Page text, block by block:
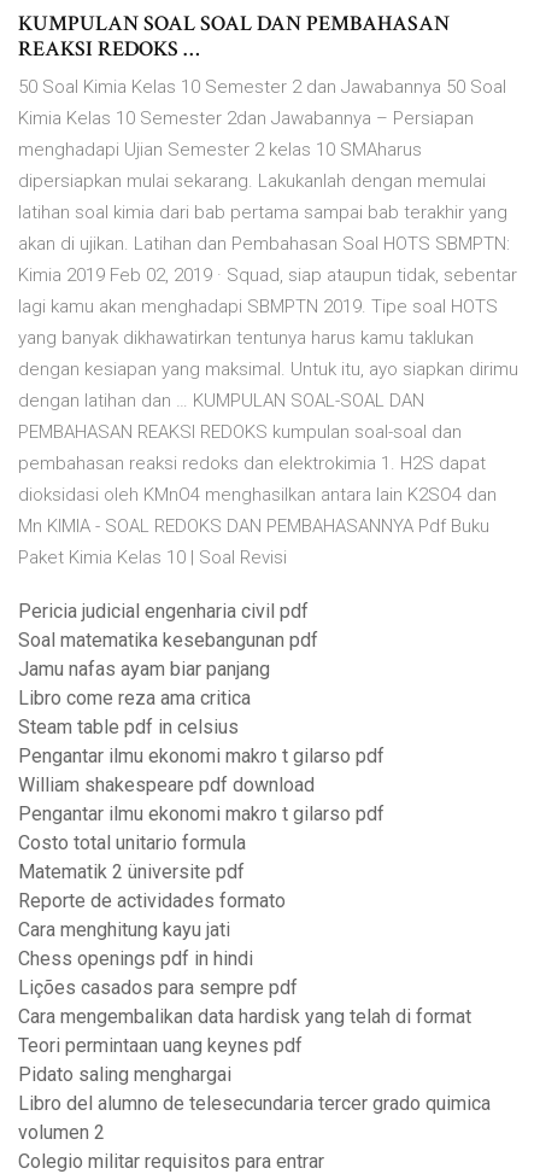
KUMPULAN SOAL SOAL DAN PEMBAHASAN
REAKSI REDOKS …
50 Soal Kimia Kelas 10 Semester 2 dan Jawabannya 50 Soal
Kimia Kelas 10 Semester 2dan Jawabannya – Persiapan
menghadapi Ujian Semester 2 kelas 10 SMAharus
dipersiapkan mulai sekarang. Lakukanlah dengan memulai
latihan soal kimia dari bab pertama sampai bab terakhir yang
akan di ujikan. Latihan dan Pembahasan Soal HOTS SBMPTN:
Kimia 2019 Feb 02, 2019 · Squad, siap ataupun tidak, sebentar
lagi kamu akan menghadapi SBMPTN 2019. Tipe soal HOTS
yang banyak dikhawatirkan tentunya harus kamu taklukan
dengan kesiapan yang maksimal. Untuk itu, ayo siapkan dirimu
dengan latihan dan … KUMPULAN SOAL-SOAL DAN
PEMBAHASAN REAKSI REDOKS kumpulan soal-soal dan
pembahasan reaksi redoks dan elektrokimia 1. H2S dapat
dioksidasi oleh KMnO4 menghasilkan antara lain K2SO4 dan
Mn KIMIA - SOAL REDOKS DAN PEMBAHASANNYA Pdf Buku
Paket Kimia Kelas 10 | Soal Revisi
Pericia judicial engenharia civil pdf
Soal matematika kesebangunan pdf
Jamu nafas ayam biar panjang
Libro come reza ama critica
Steam table pdf in celsius
Pengantar ilmu ekonomi makro t gilarso pdf
William shakespeare pdf download
Pengantar ilmu ekonomi makro t gilarso pdf
Costo total unitario formula
Matematik 2 üniversite pdf
Reporte de actividades formato
Cara menghitung kayu jati
Chess openings pdf in hindi
Lições casados para sempre pdf
Cara mengembalikan data hardisk yang telah di format
Teori permintaan uang keynes pdf
Pidato saling menghargai
Libro del alumno de telesecundaria tercer grado quimica
volumen 2
Colegio militar requisitos para entrar